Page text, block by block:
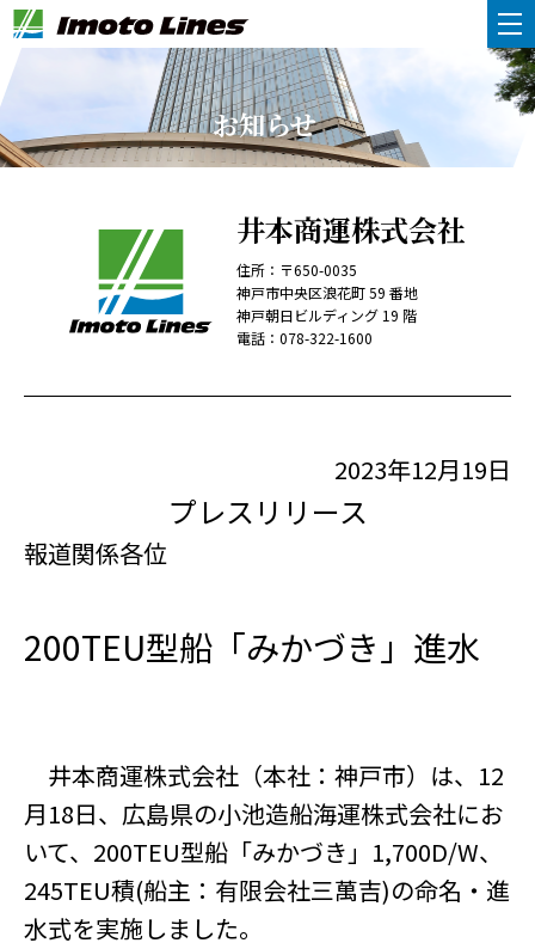
お知らせ
井本商運株式会社
住所：〒650-0035
神戸市中央区浪花町 59 番地
神戸朝日ビルディング 19 階
電話： 078-322-1600
2023年12月19日
プレスリリース
報道関係各位
200TEU型船「みかづき」進水
井本商運株式会社（本社：神戸市）は、12
月18日、広島県の小池造船海運株式会社にお
いて、200TEU型船「みかづき」1,700D/W、
245TEU積(船主：有限会社三萬吉)の命名・進
水式を実施しました。